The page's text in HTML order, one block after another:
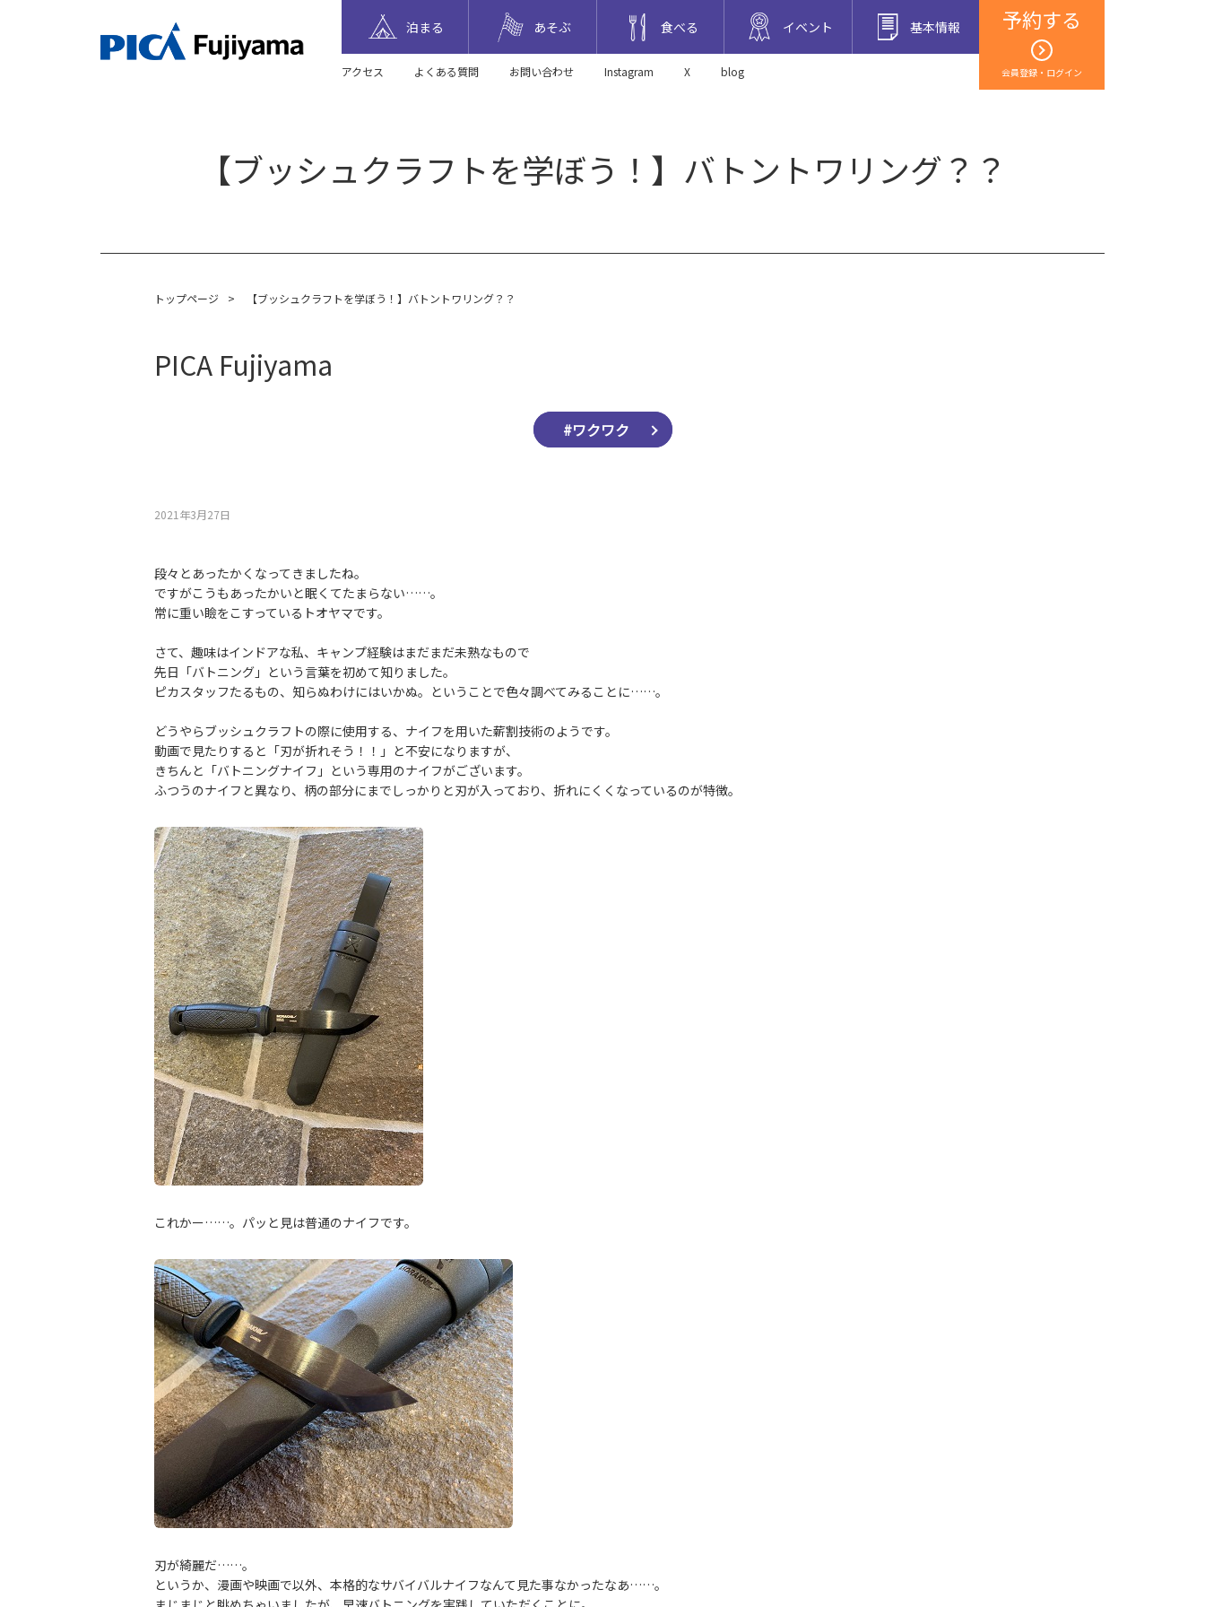
予約する
会員登録・ログイン
泊まる あそぶ 食べる イベント 基本情報
アクセス よくある質問 お問い合わせ Instagram X blog
【ブッシュクラフトを学ぼう！】バトントワリング？？
トップページ > 【ブッシュクラフトを学ぼう！】バトントワリング？？
PICA Fujiyama
#ワクワク
2021年3月27⽇
段々とあったかくなってきましたね。
ですがこうもあったかいと眠くてたまらない……。
常に重い瞼をこすっているトオヤマです。
さて、趣味はインドアな私、キャンプ経験はまだまだ未熟なもので
先日「バトニング」という言葉を初めて知りました。
ピカスタッフたるもの、知らぬわけにはいかぬ。ということで色々調べてみることに……。
どうやらブッシュクラフトの際に使用する、ナイフを用いた薪割技術のようです。
動画で見たりすると「刃が折れそう！！」と不安になりますが、
きちんと「バトニングナイフ」という専用のナイフがございます。
ふつうのナイフと異なり、柄の部分にまでしっかりと刃が入っており、折れにくくなっているのが特徴。
これかー……。パッと見は普通のナイフです。
刃が綺麗だ……。
というか、漫画や映画で以外、本格的なサバイバルナイフなんて見た事なかったなあ……。